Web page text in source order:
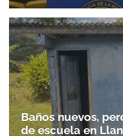
Baños nuevos,
de escuela en